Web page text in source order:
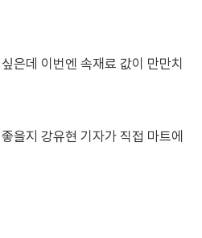
은데 이번엔 속재료 값이 만만치
을지 강유현 기자가 직접 마트에